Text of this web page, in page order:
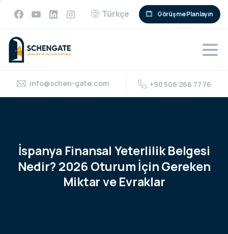
Türkçe Görüşme Planlayın
info@schen-gate.com +90 506 266 77 76
İspanya Finansal Yeterlilik Belgesi
Nedir? 2026 OturumİçinGereken
Miktarve Evraklar